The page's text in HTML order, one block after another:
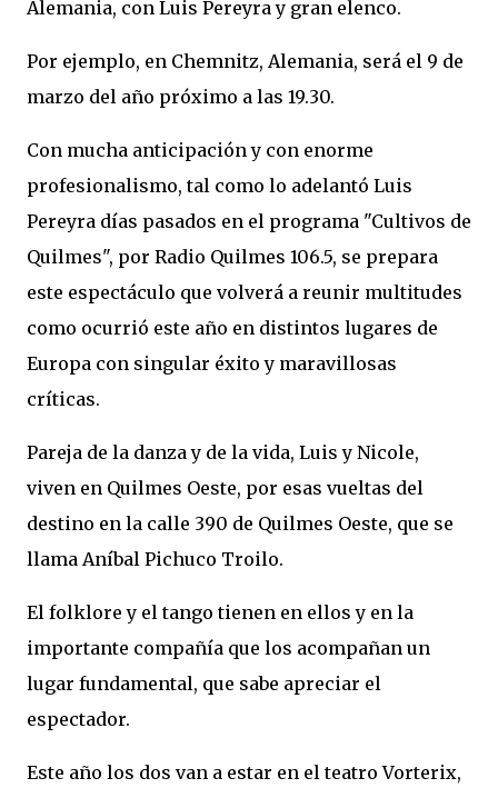
Alemania, con Luis Pereyra y gran elenco.
Por ejemplo, en Chemnitz, Alemania, será el 9 de
marzo del año próximo a las 19.30.
Con mucha anticipación y con enorme
profesionalismo, tal como lo adelantó Luis
Pereyra días pasados en el programa "Cultivos de
Quilmes", por Radio Quilmes 106.5, se prepara
este espectáculo que volverá a reunir multitudes
como ocurrió este año en distintos lugares de
Europa con singular éxito y maravillosas
críticas.
Pareja de la danza y de la vida, Luis y Nicole,
viven en Quilmes Oeste, por esas vueltas del
destino en la calle 390 de Quilmes Oeste, que se
llama Aníbal Pichuco Troilo.
El folklore y el tango tienen en ellos y en la
importante compañía que los acompañan un
lugar fundamental, que sabe apreciar el
espectador.
Este año los dos van a estar en el teatro Vorterix,